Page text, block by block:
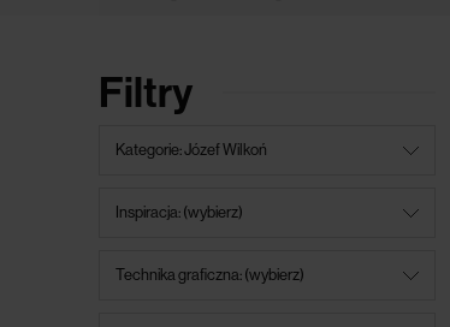
Filtry
Kategorie: Józef Wilkoń
Inspiracja: (wybierz)
Technika graficzna: (wybierz)